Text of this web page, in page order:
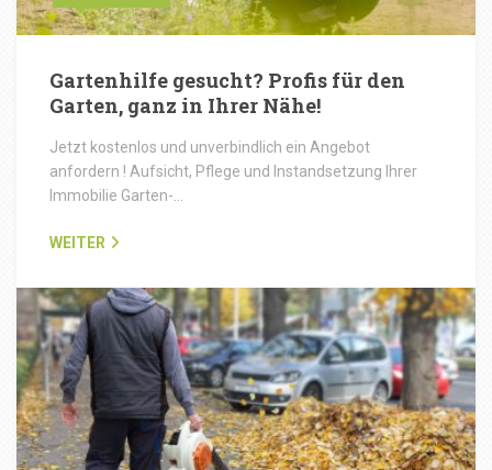
Gartenhilfe gesucht? Profis für den
Garten, ganz in Ihrer Nähe!
Jetzt kostenlos und unverbindlich ein Angebot
anfordern ! Aufsicht, Pflege und Instandsetzung Ihrer
Immobilie Garten-…
WEITER